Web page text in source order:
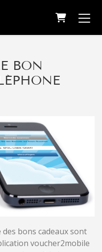
PANIER
BON
bons cadeaux sont
voucher2mobile